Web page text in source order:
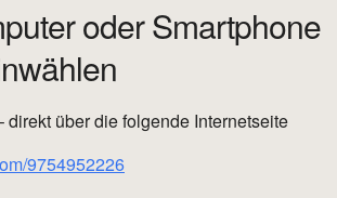
oder Smartphone
direkt über die folgende Internetseite
9754952226